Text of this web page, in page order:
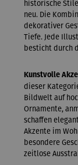
historische
neu. Die
dekorativer
Tiefe. Jede
besticht durch
Kunstvolle
dieser
Bildwelt auf
Ornamente,
schaffen
Akzente im
besondere
zeitlose